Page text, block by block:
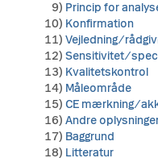
9) Princip for
10) Konfirmation
11) Vejledning/
12) Sensitivitet/
13) Kvalitetskontrol
14) Måleområde
15) CE mærkning/
16) Andre
17) Baggrund
18) Litteratur